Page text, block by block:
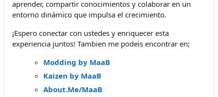
aprender, compartir conocimientos y colaborar en un
entorno dinámico que impulsa el crecimiento.
¡Espero conectar con ustedes y enriquecer esta
experiencia juntos! Tambien me podeis encontrar en;
Modding by MaaB
Kaizen by MaaB
About.Me/MaaB